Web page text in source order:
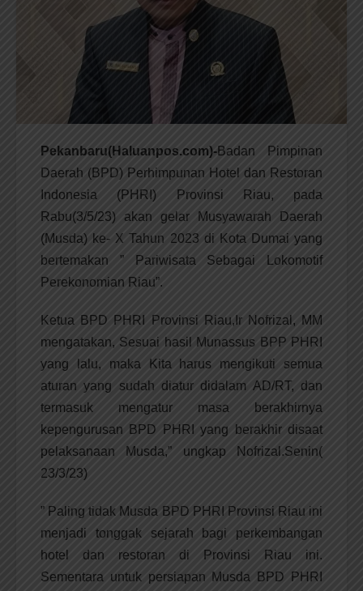
Pekanbaru(Haluanpos.com)-Badan Pimpinan
Daerah (BPD) Perhimpunan Hotel dan Restoran
Indonesia (PHRI) Provinsi Riau, pada
Rabu(3/5/23) akan gelar Musyawarah Daerah
(Musda) ke- X Tahun 2023 di Kota Dumai yang
bertemakan ” Pariwisata Sebagai Lokomotif
Perekonomian Riau”.
Ketua BPD PHRI Provinsi Riau,Ir Nofrizal, MM
mengatakan, Sesuai hasil Munassus BPP PHRI
yang lalu, maka Kita harus mengikuti semua
aturan yang sudah diatur didalam AD/RT, dan
termasuk mengatur masa berakhirnya
kepengurusan BPD PHRI yang berakhir disaat
pelaksanaan Musda,” ungkap Nofrizal.Senin(
23/3/23)
” Paling tidak Musda BPD PHRI Provinsi Riau ini
menjadi tonggak sejarah bagi perkembangan
hotel dan restoran di Provinsi Riau ini.
Sementara untuk persiapan Musda BPD PHRI